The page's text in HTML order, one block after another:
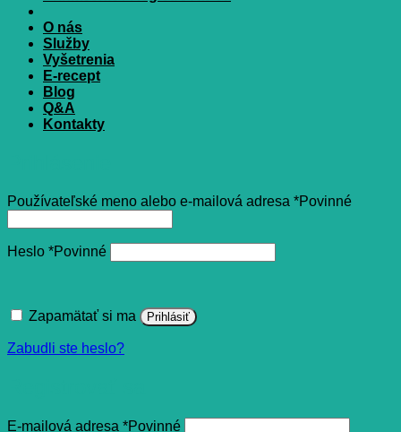
O nás
Služby
Vyšetrenia
E-recept
Blog
Q&A
Kontakty
Používateľské meno alebo e-mailová adresa *Povinné
Heslo *Povinné
Zapamätať si ma Prihlásiť
Zabudli ste heslo?
E-mailová adresa *Povinné